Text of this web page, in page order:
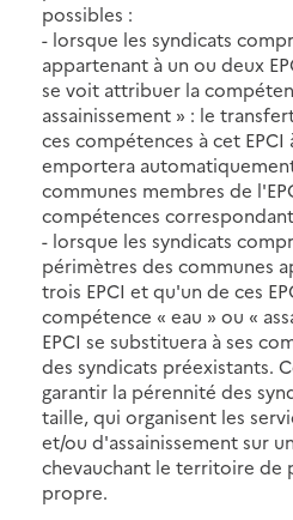
possibles :
- lorsque les syndicats
appartenant à un ou deux
se voit attribuer la
assainissement » : le
ces compétences à cet
emportera
communes membres de
compétences
- lorsque les syndicats
périmètres des communes
trois EPCI et qu'un de ces
compétence « eau » ou «
EPCI se substituera à ses
des syndicats préexistants.
garantir la pérennité des
taille, qui organisent les
et/ou d'assainissement sur
chevauchant le territoire de
propre.